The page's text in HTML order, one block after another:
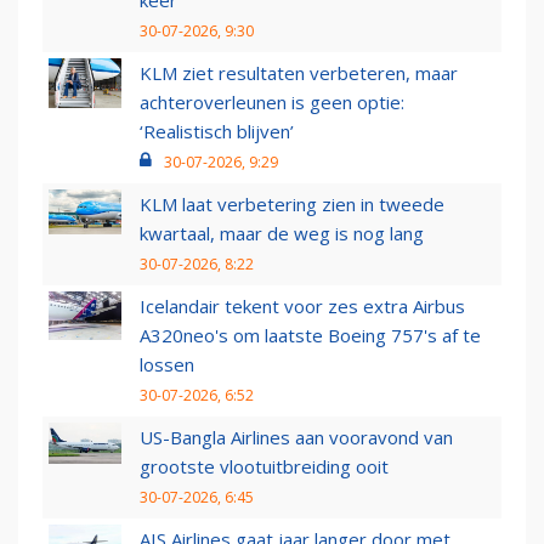
30-07-2026, 9:30
KLM ziet resultaten verbeteren, maar
achteroverleunen is geen optie:
‘Realistisch blijven’
30-07-2026, 9:29
KLM laat verbetering zien in tweede
kwartaal, maar de weg is nog lang
30-07-2026, 8:22
Icelandair tekent voor zes extra Airbus
A320neo's om laatste Boeing 757's af te
lossen
30-07-2026, 6:52
US-Bangla Airlines aan vooravond van
grootste vlootuitbreiding ooit
30-07-2026, 6:45
AIS Airlines gaat jaar langer door met